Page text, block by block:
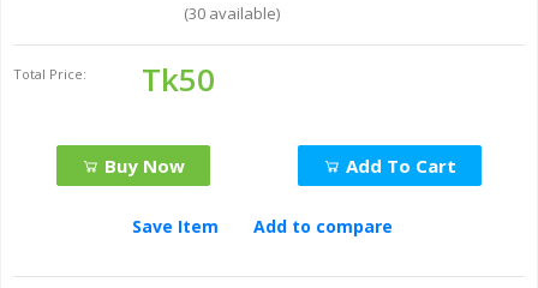
(30available)
Total Price: Tk50
Buy Now Add To Cart
Save Item Add to compare